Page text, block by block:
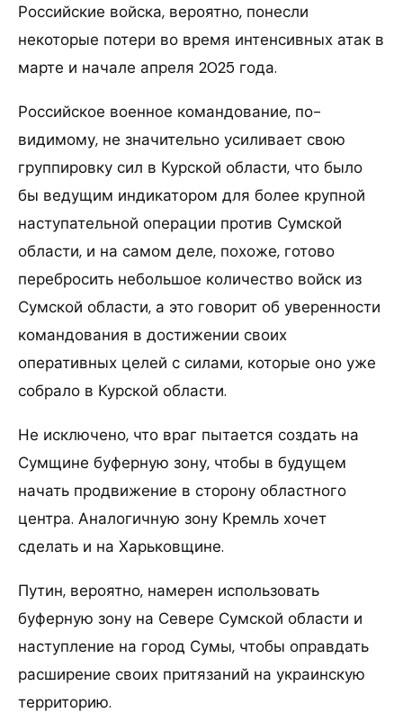
Российские войска, вероятно, понесли
некоторые потери во время интенсивных атак в
марте и начале апреля 2025 года.
Российское военное командование, по-
видимому, не значительно усиливает свою
группировку сил в Курской области, что было
бы ведущим индикатором для более крупной
наступательной операции против Сумской
области, и на самом деле, похоже, готово
перебросить небольшое количество войск из
Сумской области, а это говорит об уверенности
командования в достижении своих
оперативных целей с силами, которые оно уже
собрало в Курской области.
Не исключено, что враг пытается создать на
Сумщине буферную зону, чтобы в будущем
начать продвижение в сторону областного
центра. Аналогичную зону Кремль хочет
сделать и на Харьковщине.
Путин, вероятно, намерен использовать
буферную зону на Севере Сумской области и
наступление на город Сумы, чтобы оправдать
расширение своих притязаний на украинскую
территорию.